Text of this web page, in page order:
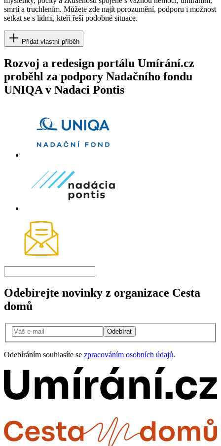
smrtí a truchlením. Můžete zde najít porozumění, podporu i možnost
setkat se s lidmi, kteří řeší podobné situace.
Přidat vlastní příběh
Rozvoj a redesign portálu Umírání.cz
proběhl za podpory Nadačního fondu
UNIQA v Nadaci Pontis
Odebírejte novinky z organizace Cesta
domů
Odebírat
Odebíráním souhlasíte se zpracováním osobních údajů.